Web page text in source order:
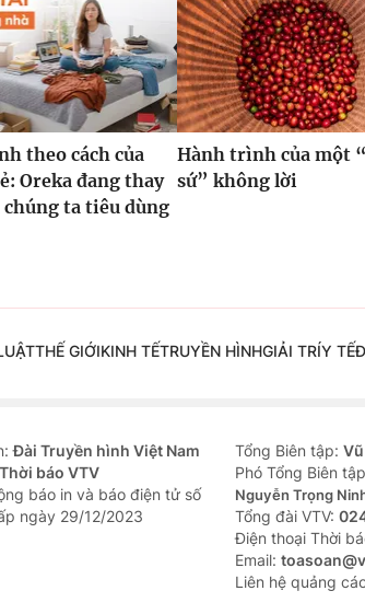
theo cách của
Oreka đang thay
chúng ta tiêu dùng
Hành trình của một
sứ” không lời
THẾ GIỚIKINH TẾTRUYỀN HÌNHGIẢI TRÍY TẾ
Đài Truyền hình Việt Nam
Thời báo VTV
báo in và báo điện tử số
ngày 29/12/2023
Tổng Biên tập:
Phó Tổng Biên
Nguyễn Trọng
Tổng đài VTV:
Ðiện thoại Thời
Email:
Liên hệ quảng